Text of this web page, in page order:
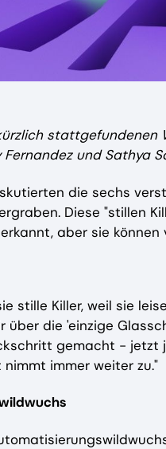
stattgefundenen
Fernandez und Sathya
die sechs
Diese "stillen
aber sie
stille Killer, weil sie
über die 'einzige
gemacht - jetzt
immer weiter zu."